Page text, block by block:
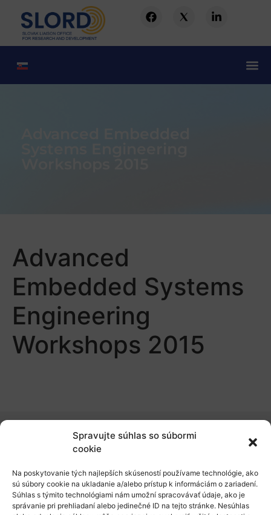
Spravujte súhlas so súbormi
cookie
Na poskytovanie tých najlepších skúseností používame technológie, ako
sú súbory cookie na ukladanie a/alebo prístup k informáciám o zariadení.
Súhlas s týmito technológiami nám umožní spracovávať údaje, ako je
správanie pri prehliadaní alebo jedinečné ID na tejto stránke. Nesúhlas
Advanced
Embedded Systems
Engineering
Workshops 2015
Naše služby
Financovanie a podpora